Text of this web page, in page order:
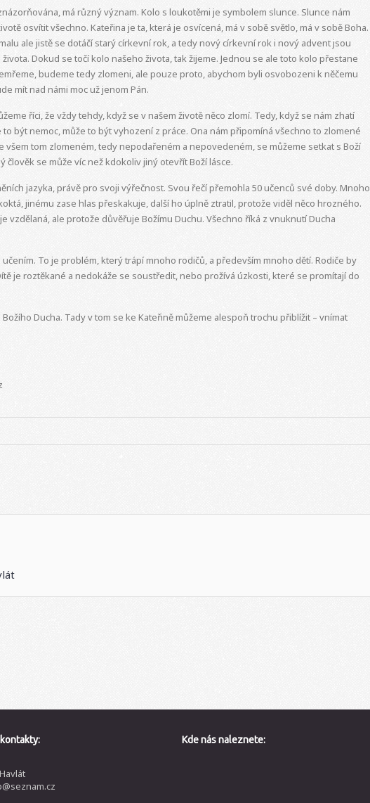
má různý význam. Kolo s loukotěmi je symbolem slunce. Slunce nám
osvítit všechno. Kateřina je ta, která je osvícená, má v sobě světlo, má v sobě Boha.
ale jistě se dotáčí starý církevní rok, a tedy nový církevní rok i nový advent jsou
Dokud se točí kolo našeho života, tak žijeme. Jednou se ale toto kolo přestane
budeme tedy zlomeni, ale pouze proto, abychom byli osvobozeni k něčemu
mít nad námi moc už jenom Pán.
říci, že vždy tehdy, když se v našem životě něco zlomí. Tedy, když se nám zhatí
být nemoc, může to být vyhození z práce. Ona nám připomíná všechno to zlomené
všem tom zlomeném, tedy nepodařeném a nepovedeném, se můžeme setkat s Boží
se může víc než kdokoliv jiný otevřít Boží lásce.
jazyka, právě pro svoji výřečnost. Svou řečí přemohla 50 učenců své doby. Mnoho
jinému zase hlas přeskakuje, další ho úplně ztratil, protože viděl něco hrozného.
vzdělaná, ale protože důvěřuje Božímu Duchu. Všechno říká z vnuknutí Ducha
To je problém, který trápí mnoho rodičů, a především mnoho dětí. Rodiče by
je roztěkané a nedokáže se soustředit, nebo prožívá úzkosti, které se promítají do
Ducha. Tady v tom se ke Kateřině můžeme alespoň trochu přiblížit – vnímat
Kde nás naleznete: